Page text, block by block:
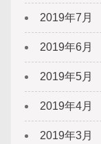
2019年7月
2019年6月
2019年5月
2019年4月
2019年3月